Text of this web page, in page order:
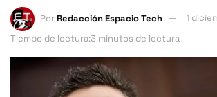
PorRedacción Espacio Tech
1
Tiempo de lectura:3 minutos de lectura